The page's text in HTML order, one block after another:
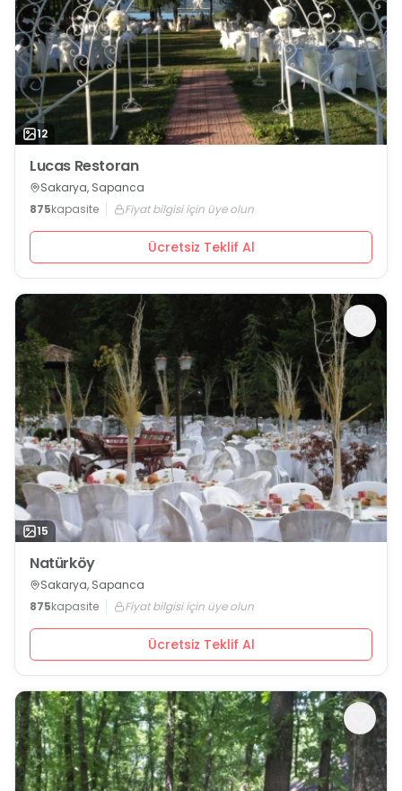
12
Lucas Restoran
Sakarya, Sapanca
875kapasite Fiyat bilgisi için üye olun
Ücretsiz Teklif Al
15
Natürköy
Sakarya, Sapanca
875kapasite Fiyat bilgisi için üye olun
Ücretsiz Teklif Al